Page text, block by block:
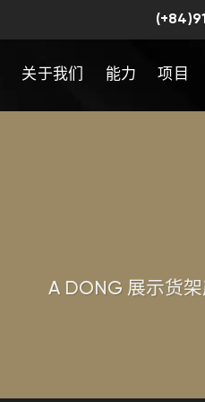
关于我们 能力 项目
A DONG 展示货